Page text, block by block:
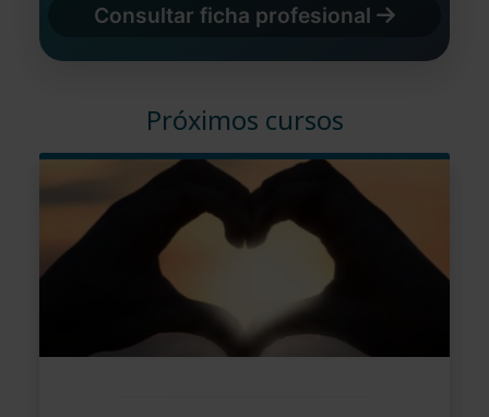
Consultar ficha profesional
Próximos cursos